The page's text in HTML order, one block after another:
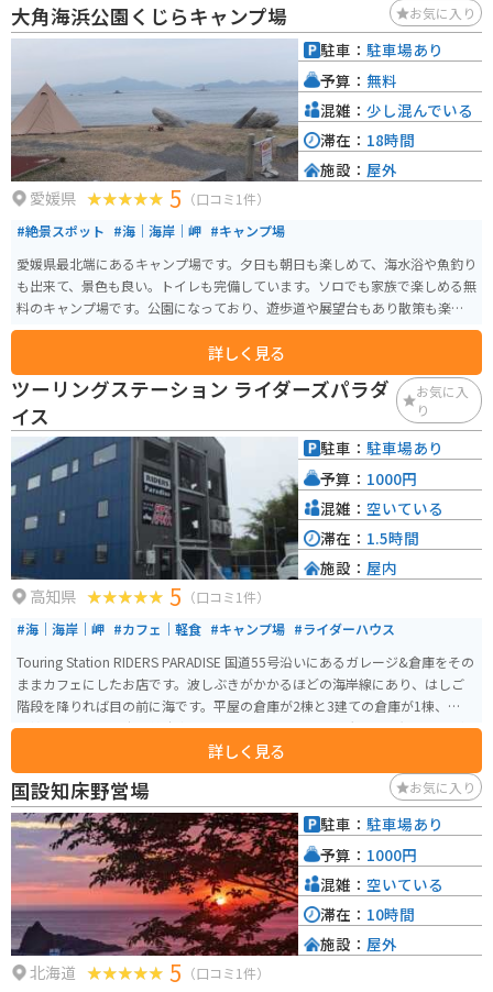
大角海浜公園くじらキャンプ場 お気に入り
愛媛県 5 （口コミ1件）
#絶景スポット #海｜海岸｜岬 #キャンプ場
愛媛県最北端にあるキャンプ場です。夕日も朝日も楽しめて、海水浴や魚釣り
も出来て、景色も良い。トイレも完備しています。ソロでも家族で楽しめる無
料のキャンプ場です。公園になっており、遊歩道や展望台もあり散策も楽し
めます。
詳しく見る
駐車： 駐車場あり
予算： 無料
混雑： 少し混んでいる
滞在： 18時間
施設： 屋外
ツーリングステーション ライダーズパラダ
イス
お気に入
り
高知県 5 （口コミ1件）
#海｜海岸｜岬 #カフェ｜軽食 #キャンプ場 #ライダーハウス
Touring Station RIDERS PARADISE 国道55号沿いにあるガレージ&倉庫をその
ままカフェにしたお店です。波しぶきがかかるほどの海岸線にあり、はしご
階段を降りれば目の前に海です。平屋の倉庫が2棟と3建ての倉庫が1棟、それ
に挟まれるように広場兼駐車エリア、またそれとは別に大きくは無いですが
海に面した見晴らしの良いキャンプ場があります。 キャンプ場の奧の林の中
には自由に使えるハンモック（5,6本ほど）のエリアもあります。平屋の倉庫
はエリアが分かれており、飲食を注文するエリアと展示&ステージエリアがあ
ります。 3階建ての倉庫の方は、1階は主に4輪、2階と3階は、2輪が展示され
ており、さらに3階には、バイクの展示とともに窓際にイスとテーブルがあ
り、窓から海が見えます。キャンプエリアを含めて、注文した食べ物をどこで
食べてもOKです。自分のバイクの側で食べるもよし、展示を見ながらや、海
を見ながらタープの下で・・などなど。 白髪長髪、髭のご主人もバイク乗り
で、数十台所有し、展示しています。60年〜80年くらいの昔懐かしいバイク
が何点も展示されており、見ているだけで楽しめます。写真撮影、SNSへのU
Pは自由にOKとのことですが、展示物のお触りは厳禁です。 食事のメニュー
詳しく見る
駐車： 駐車場あり
予算： 1000円
混雑： 空いている
滞在： 1.5時間
施設： 屋内
国設知床野営場 お気に入り
北海道 5 （口コミ1件）
駐車： 駐車場あり
予算： 1000円
混雑： 空いている
滞在： 10時間
施設： 屋外